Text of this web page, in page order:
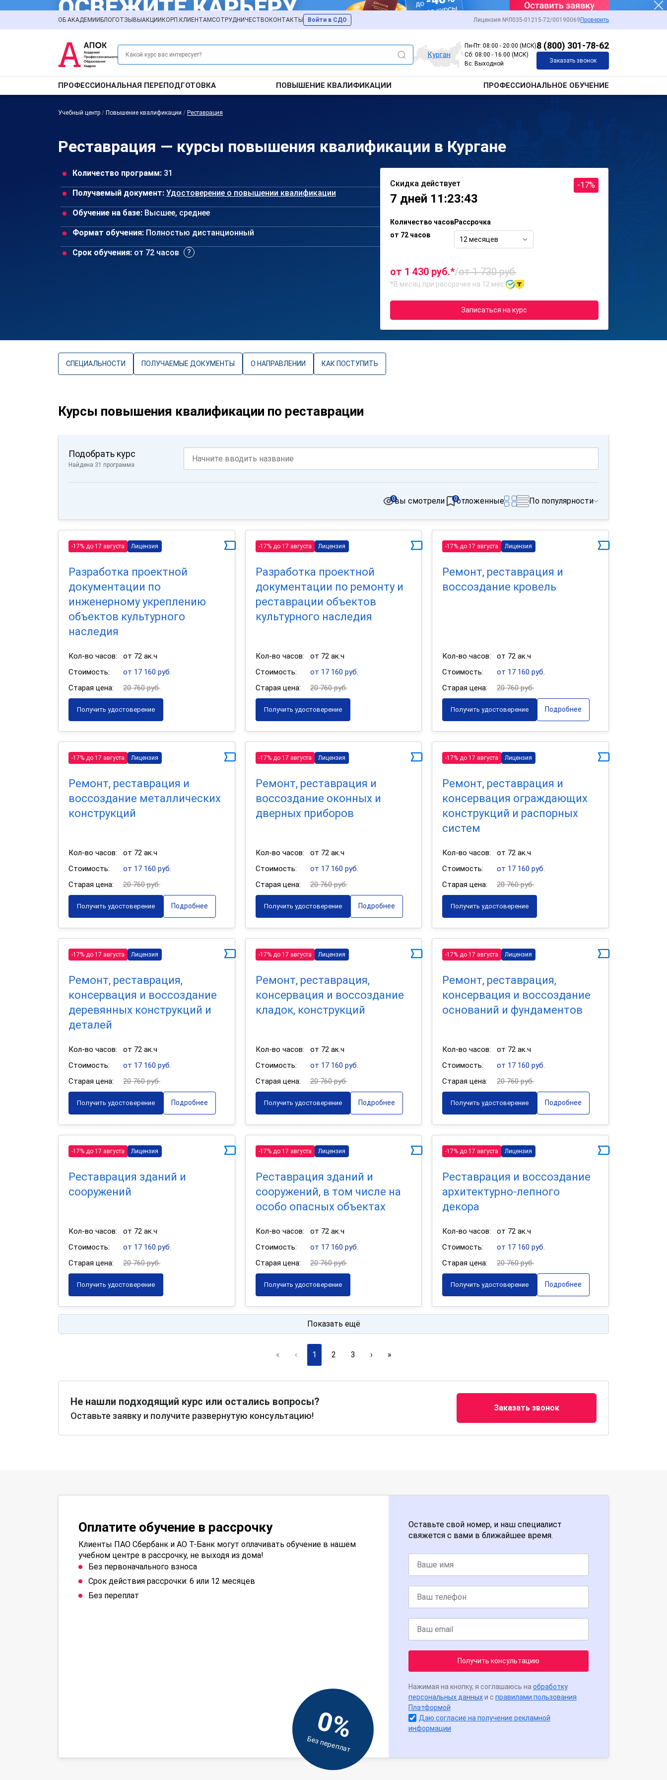
ОБ АКАДЕМИИ БЛОГОТЗЫВЫ АКЦИИ КОРП.КЛИЕНТАМСОТРУДНИЧЕСТВО КОНТАКТЫ Войти в СДО Лицензия №Л035-01215-72/00190069 Проверить
Курган
Пн-Пт: 08:00 - 20:00 (МСК)
Сб: 08:00 - 16:00 (МСК)
Вс: Выходной
8 (800) 301-78-62
Заказать звонок
ПРОФЕССИОНАЛЬНАЯ ПЕРЕПОДГОТОВКА ПОВЫШЕНИЕ КВАЛИФИКАЦИИ ПРОФЕССИОНАЛЬНОЕ ОБУЧЕНИЕ
Учебный центр / Повышение квалификации / Реставрация
Реставрация — курсы повышения квалификации в Кургане
Количество программ: 31
Получаемый документ: Удостоверение о повышении квалификации
Обучение на базе: Высшее, среднее
Формат обучения: Полностью дистанционный
Срок обучения: от 72 часов
Скидка действует
7 дней 11:23:43
-17%
Количество часов
от 72 часов
Рассрочка
12 месяцев
от 1 430 руб.*/от 1 730 руб.
*В месяц при рассрочке на 12 мес.
Записаться на курс
СПЕЦИАЛЬНОСТИ ПОЛУЧАЕМЫЕ ДОКУМЕНТЫ О НАПРАВЛЕНИИ КАК ПОСТУПИТЬ
Курсы повышения квалификации по реставрации
Подобрать курс
Найдена 31 программа
вы смотрели
0 отложенные
0 По популярности
-17% до 17 августа Лицензия
Разработка проектной
документации по
инженерному укреплению
объектов культурного
наследия
Кол-во часов:
от 72 ак.ч
Стоимость:
от 17 160 руб.
Старая цена:
20 760 руб.
Получить удостоверение
-17% до 17 августа Лицензия
Разработка проектной
документации по ремонту и
реставрации объектов
культурного наследия
Кол-во часов:
от 72 ак.ч
Стоимость:
от 17 160 руб.
Старая цена:
20 760 руб.
Получить удостоверение
-17% до 17 августа Лицензия
Ремонт, реставрация и
воссоздание кровель
Кол-во часов:
от 72 ак.ч
Стоимость:
от 17 160 руб.
Старая цена:
20 760 руб.
Получить удостоверение Подробнее
-17% до 17 августа Лицензия
Ремонт, реставрация и
воссоздание металлических
конструкций
Кол-во часов:
от 72 ак.ч
Стоимость:
от 17 160 руб.
Старая цена:
20 760 руб.
Получить удостоверение Подробнее
-17% до 17 августа Лицензия
Ремонт, реставрация и
воссоздание оконных и
дверных приборов
Кол-во часов:
от 72 ак.ч
Стоимость:
от 17 160 руб.
Старая цена:
20 760 руб.
Получить удостоверение Подробнее
-17% до 17 августа Лицензия
Ремонт, реставрация и
консервация ограждающих
конструкций и распорных
систем
Кол-во часов:
от 72 ак.ч
Стоимость:
от 17 160 руб.
Старая цена:
20 760 руб.
Получить удостоверение
-17% до 17 августа Лицензия
Ремонт, реставрация,
консервация и воссоздание
деревянных конструкций и
деталей
Кол-во часов:
от 72 ак.ч
Стоимость:
от 17 160 руб.
Старая цена:
20 760 руб.
Получить удостоверение Подробнее
-17% до 17 августа Лицензия
Ремонт, реставрация,
консервация и воссоздание
кладок, конструкций
Кол-во часов:
от 72 ак.ч
Стоимость:
от 17 160 руб.
Старая цена:
20 760 руб.
Получить удостоверение Подробнее
-17% до 17 августа Лицензия
Ремонт, реставрация,
консервация и воссоздание
оснований и фундаментов
Кол-во часов:
от 72 ак.ч
Стоимость:
от 17 160 руб.
Старая цена:
20 760 руб.
Получить удостоверение Подробнее
-17% до 17 августа Лицензия
Реставрация зданий и
сооружений
Кол-во часов:
от 72 ак.ч
Стоимость:
от 17 160 руб.
Старая цена:
20 760 руб.
Получить удостоверение
-17% до 17 августа Лицензия
Реставрация зданий и
сооружений, в том числе на
особо опасных объектах
Кол-во часов:
от 72 ак.ч
Стоимость:
от 17 160 руб.
Старая цена:
20 760 руб.
Получить удостоверение
-17% до 17 августа Лицензия
Реставрация и воссоздание
архитектурно-лепного
декора
Кол-во часов:
от 72 ак.ч
Стоимость:
от 17 160 руб.
Старая цена:
20 760 руб.
Получить удостоверение Подробнее
Показать ещё
« ‹ 1 2 3 › »
Не нашли подходящий курс или остались вопросы?
Оставьте заявку и получите развернутую консультацию!
Заказать звонок
Оплатите обучение в рассрочку
Клиенты ПАО Сбербанк и АО Т-Банк могут оплачивать обучение в нашем
учебном центре в рассрочку, не выходя из дома!
Без первоначального взноса
Срок действия рассрочки: 6 или 12 месяцев
Без переплат
0%
Без переплат
Оставьте свой номер, и наш специалист
свяжется с вами в ближайшее время.
Получить консультацию
Нажимая на кнопку, я соглашаюсь на обработку
персональных данныхи с правилами пользования
Платформой
Даю согласие на получение рекламной
информации